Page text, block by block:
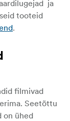
ja
tooteid
.
filmivad
Seetõttu
on ühed